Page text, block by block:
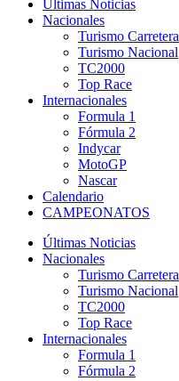
Últimas Noticias
Nacionales
Turismo Carretera
Turismo Nacional
TC2000
Top Race
Internacionales
Formula 1
Fórmula 2
Indycar
MotoGP
Nascar
Calendario
CAMPEONATOS
Últimas Noticias
Nacionales
Turismo Carretera
Turismo Nacional
TC2000
Top Race
Internacionales
Formula 1
Fórmula 2